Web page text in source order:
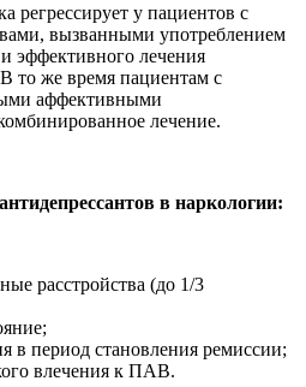
регрессирует у пациентов с
вызванными употреблением
эффективного лечения
то же время пациентам с
аффективными
лечение.
в наркологии:
расстройства (до 1/3
в период становления ремиссии;
влечения к ПАВ.